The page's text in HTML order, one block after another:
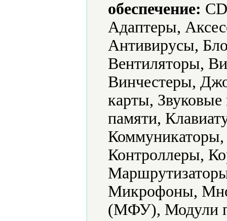
обеспечение:
Адаптеры,
Антивирусы,
Вентиляторы,
Винчестеры,
карты,
памяти,
Контроллеры,
Микрофоны,
(МФУ), Модули